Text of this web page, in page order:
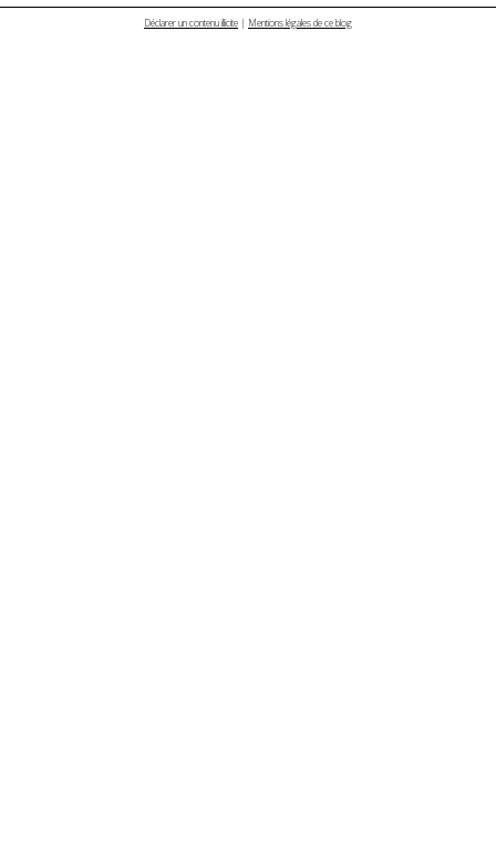
Déclarer un contenu illicite | Mentions légales de ce blog